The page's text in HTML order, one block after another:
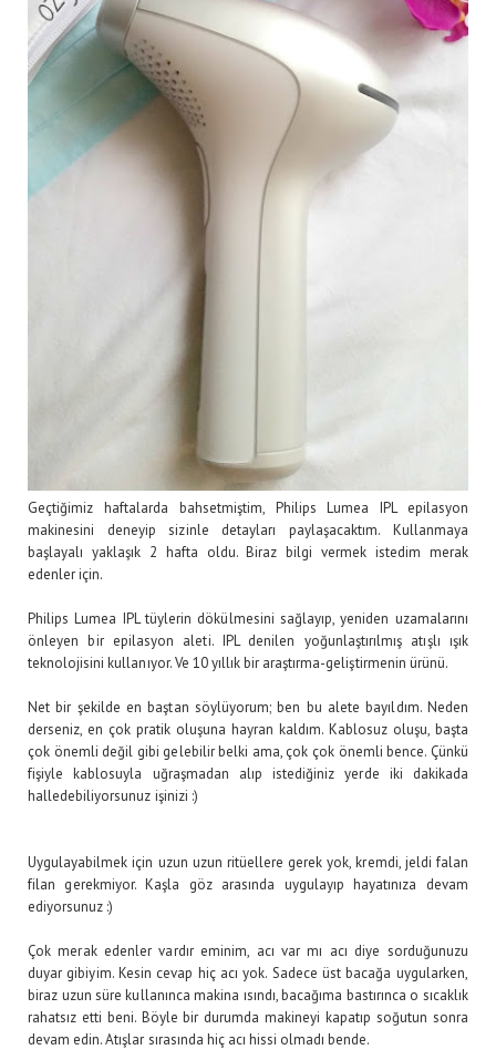
Geçtiğimiz haftalarda bahsetmiştim, Philips Lumea IPL epilasyon
makinesini deneyip sizinle detayları paylaşacaktım. Kullanmaya
başlayalı yaklaşık 2 hafta oldu. Biraz bilgi vermek istedim merak
edenler için.
Philips Lumea IPL tüylerin dökülmesini sağlayıp, yeniden uzamalarını
önleyen bir epilasyon aleti. IPL denilen yoğunlaştırılmış atışlı ışık
teknolojisini kullanıyor. Ve 10 yıllık bir araştırma-geliştirmenin ürünü.
Net bir şekilde en baştan söylüyorum; ben bu alete bayıldım. Neden
derseniz, en çok pratik oluşuna hayran kaldım. Kablosuz oluşu, başta
çok önemli değil gibi gelebilir belki ama, çok çok önemli bence. Çünkü
fişiyle kablosuyla uğraşmadan alıp istediğiniz yerde iki dakikada
halledebiliyorsunuz işinizi :)
Uygulayabilmek için uzun uzun ritüellere gerek yok, kremdi, jeldi falan
filan gerekmiyor. Kaşla göz arasında uygulayıp hayatınıza devam
ediyorsunuz :)
Çok merak edenler vardır eminim, acı var mı acı diye sorduğunuzu
duyar gibiyim. Kesin cevap hiç acı yok. Sadece üst bacağa uygularken,
biraz uzun süre kullanınca makina ısındı, bacağıma bastırınca o sıcaklık
rahatsız etti beni. Böyle bir durumda makineyi kapatıp soğutun sonra
devam edin. Atışlar sırasında hiç acı hissi olmadı bende.